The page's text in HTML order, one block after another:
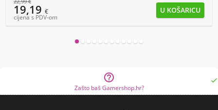
19,19 €
cijena s PDV-om

Zašto baš Gamershop.hr?
